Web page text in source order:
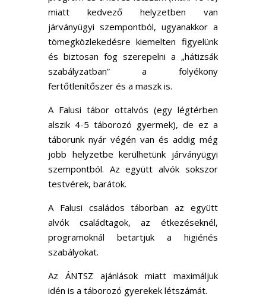
miatt kedvező helyzetben van
járványügyi szempontból, ugyanakkor a
tömegközlekedésre kiemelten figyelünk
és biztosan fog szerepelni a „hátizsák
szabályzatban” a folyékony
fertőtlenítőszer és a maszk is.
A Falusi tábor ottalvós (egy légtérben
alszik 4-5 táborozó gyermek), de ez a
táborunk nyár végén van és addig még
jobb helyzetbe kerülhetünk járványügyi
szempontból. Az együtt alvók sokszor
testvérek, barátok.
A Falusi családos táborban az együtt
alvók családtagok, az étkezéseknél,
programoknál betartjuk a higiénés
szabályokat.
Az ÁNTSZ ajánlások miatt maximáljuk
idén is a táborozó gyerekek létszámát.